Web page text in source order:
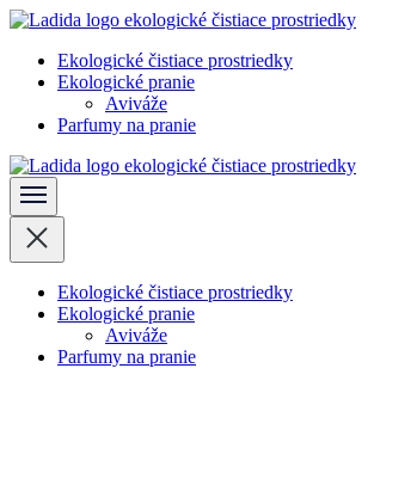
Skočiť
obsah
(stlačte
Ladida
Ekologické čistiace prostriedky
Ekologické pranie
Aviváže
Parfumy na pranie
Ladida
Ekologické čistiace prostriedky
Ekologické pranie
Aviváže
Parfumy na pranie